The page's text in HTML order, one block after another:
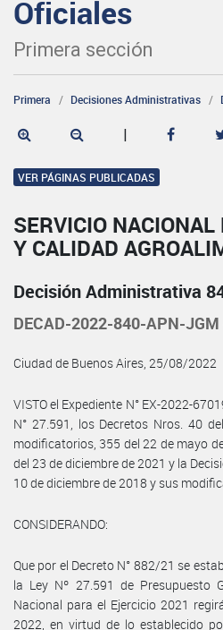
Oficiales
Primera sección
Primera Decisiones Administrativas
|
VER PÁGINAS PUBLICADAS
SERVICIO
Y CALIDAD
Decisión Administrativa
DECAD-2022-840-APN-
Ciudad de Buenos Aires, 25/08/2022
VISTO el Expediente N° EX-2022-
N° 27.591, los Decretos Nros. 40
modificatorios, 355 del 22 de mayo
del 23 de diciembre de 2021 y la
10 de diciembre de 2018 y sus
CONSIDERANDO:
Que por el Decreto N° 882/21 se
la Ley Nº 27.591 de Presupuesto
Nacional para el Ejercicio 2021
2022, en virtud de lo establecido